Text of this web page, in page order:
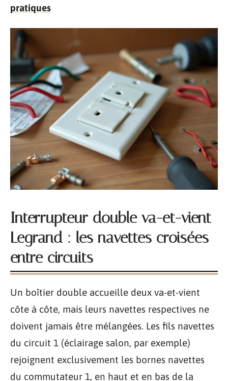
pratiques
Interrupteur double va-et-vient
Legrand : les navettes croisées
entre circuits
Un boîtier double accueille deux va-et-vient
côte à côte, mais leurs navettes respectives ne
doivent jamais être mélangées. Les fils navettes
du circuit 1 (éclairage salon, par exemple)
rejoignent exclusivement les bornes navettes
du commutateur 1, en haut et en bas de la